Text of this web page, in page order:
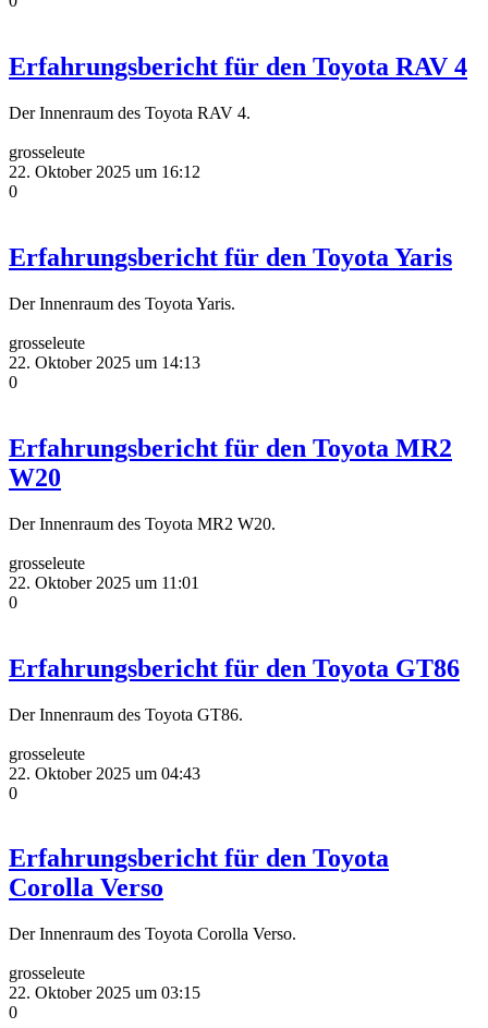
Erfahrungsbericht für den Toyota RAV 4
Der Innenraum des Toyota RAV 4.
grosseleute
22. Oktober 2025 um 16:12
0
Erfahrungsbericht für den Toyota Yaris
Der Innenraum des Toyota Yaris.
grosseleute
22. Oktober 2025 um 14:13
0
Erfahrungsbericht für den Toyota MR2
W20
Der Innenraum des Toyota MR2 W20.
grosseleute
22. Oktober 2025 um 11:01
0
Erfahrungsbericht für den Toyota GT86
Der Innenraum des Toyota GT86.
grosseleute
22. Oktober 2025 um 04:43
0
Erfahrungsbericht für den Toyota
Corolla Verso
Der Innenraum des Toyota Corolla Verso.
grosseleute
22. Oktober 2025 um 03:15
0